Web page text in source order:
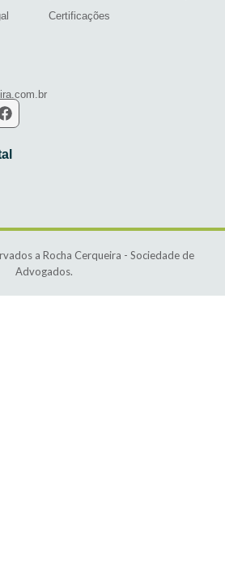
Certificações
a Rocha Cerqueira - Sociedade de
Advogados.